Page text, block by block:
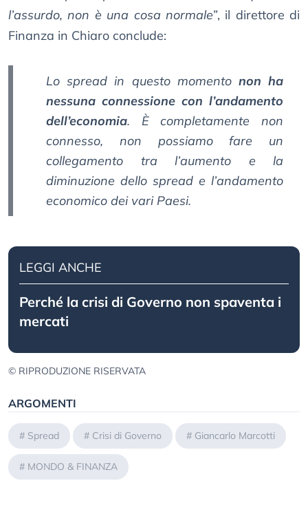
l’assurdo, non è una cosa normale”, il direttore di
Finanza in Chiaro conclude:
Lo spread in questo momento non ha
nessuna connessione con l’andamento
dell’economia. È completamente non
connesso, non possiamo fare un
collegamento tra l’aumento e la
diminuzione dello spread e l’andamento
economico dei vari Paesi.
LEGGI ANCHE
Perché la crisi di Governo non spaventa i
mercati
© RIPRODUZIONE RISERVATA
ARGOMENTI
# Spread # Crisi di Governo # Giancarlo Marcotti
# MONDO & FINANZA